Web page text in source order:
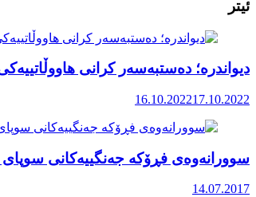
ئیتر
دیواندره؛ دەستبەسەر کرانی
16.10.202217.10.2022
سوورانەوەی فڕۆکە جەنگییەکانی سوپای
14.07.2017